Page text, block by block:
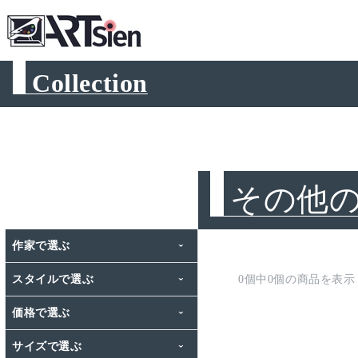
コンテ
ンツに
進む
Collection
作家で選ぶ
おかもと ゆみ / Yumi Okamoto
田實 千絵 / Chie Tajitsu
前田 ゆり / Yuri Maeda
スタイルで選ぶ
色
暖色系
季節
価格で選ぶ
¥50,000未満
サイズで選ぶ
コ
レ
シ
その他
0個中0個の商品を表示